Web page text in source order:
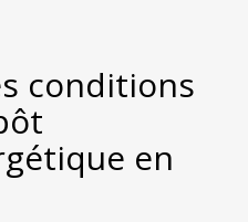
conditions
en